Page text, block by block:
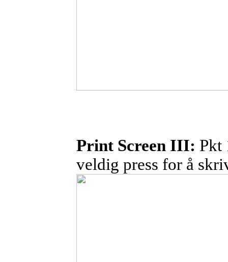
PrintScreen III: Pkt
veldig press for å